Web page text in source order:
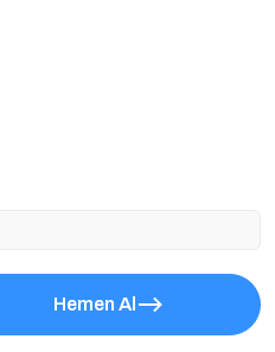
Hemen Al